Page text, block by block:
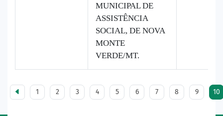
MUNICIPAL DE
ASSISTÊNCIA
SOCIAL, DE NOVA
MONTE
VERDE/MT.
1 2 3 4 5 6 7 8 9 10